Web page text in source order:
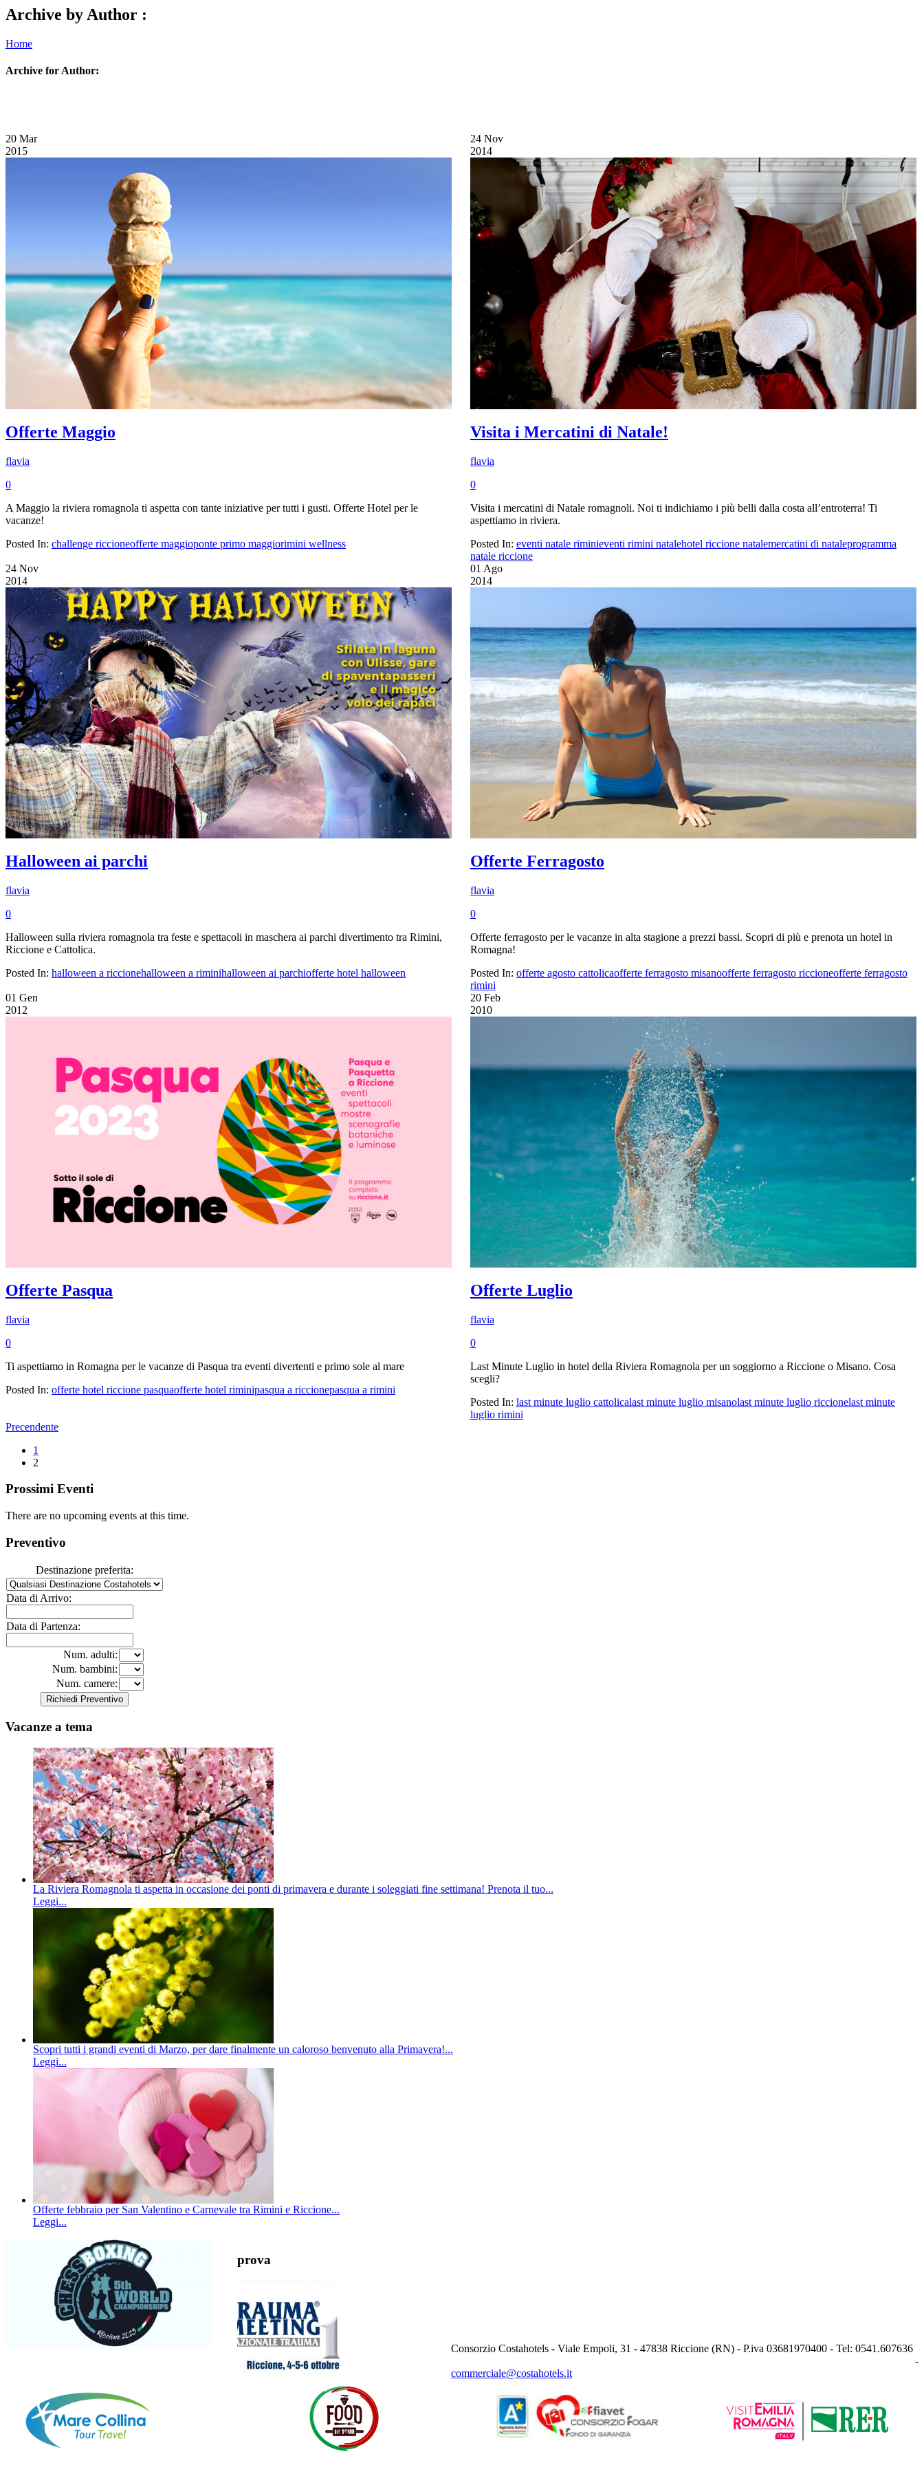
Archive by Author :
Home
Archive for Author:
20 Mar
2015
Offerte Maggio
flavia
0
A Maggio la riviera romagnola ti aspetta con tante iniziative per tutti i gusti. Offerte Hotel per le
vacanze!
Posted In: challenge riccioneofferte maggioponte primo maggiorimini wellness
24Nov
2014
Visita i Mercatini di Natale!
flavia
0
Visita i mercatini di Natale romagnoli. Noi ti indichiamo i più belli dalla costa all’entroterra! Ti
aspettiamo in riviera.
Posted In: eventi natale riminieventi rimini natalehotel riccione natalemercatini di nataleprogramma
natale riccione
24 Nov
2014
Halloween ai parchi
flavia
0
Halloween sulla riviera romagnola tra feste e spettacoli in maschera ai parchi divertimento tra Rimini,
Riccione e Cattolica.
Posted In: halloween a riccionehalloween a riminihalloween ai parchiofferte hotel halloween
01 Ago
2014
Offerte Ferragosto
flavia
0
Offerte ferragosto per le vacanze in alta stagione a prezzi bassi. Scopri di più e prenota un hotel in
Romagna!
Posted In: offerte agosto cattolicaofferte ferragosto misanoofferte ferragosto riccioneofferte ferragosto
rimini
01 Gen
2012
Offerte Pasqua
flavia
0
Ti aspettiamo in Romagna per le vacanze di Pasqua tra eventi divertenti e primo sole al mare
Posted In: offerte hotel riccione pasquaofferte hotel riminipasqua a riccionepasqua a rimini
20Feb
2010
Offerte Luglio
flavia
0
Last Minute Luglio in hotel della Riviera Romagnola per un soggiorno a Riccione o Misano. Cosa
scegli?
Posted In: last minute luglio cattolicalast minute luglio misanolast minute luglio riccionelast minute
luglio rimini
Precendente
1
2
Prossimi Eventi
There are no upcoming events at this time.
Preventivo
Destinazione preferita:
Data di Arrivo:
Data di Partenza:
Num. adulti:
Num. bambini:
Num. camere:
Vacanze a tema
La Riviera Romagnola ti aspetta in occasione dei ponti di primavera e durante i soleggiati fine settimana! Prenota il tuo...
Leggi...
Scopri tutti i grandi eventi di Marzo, per dare finalmente un caloroso benvenuto alla Primavera!...
Leggi...
Offerte febbraio per San Valentino e Carnevale tra Rimini e Riccione...
Leggi...
prova
Consorzio Costahotels - Viale Empoli, 31 - 47838 Riccione (RN) - P.iva 03681970400 - Tel: 0541.607636
-
commerciale@costahotels.it